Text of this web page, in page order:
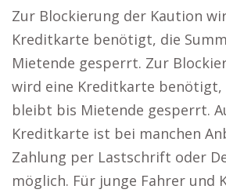
Zur Blockierung der Kaution
Kreditkarte benötigt, die
Mietende gesperrt. Zur
wird eine Kreditkarte benötigt,
bleibt bis Mietende gesperrt.
Kreditkarte ist bei manchen
Zahlung per Lastschrift oder
möglich. Für junge Fahrer und